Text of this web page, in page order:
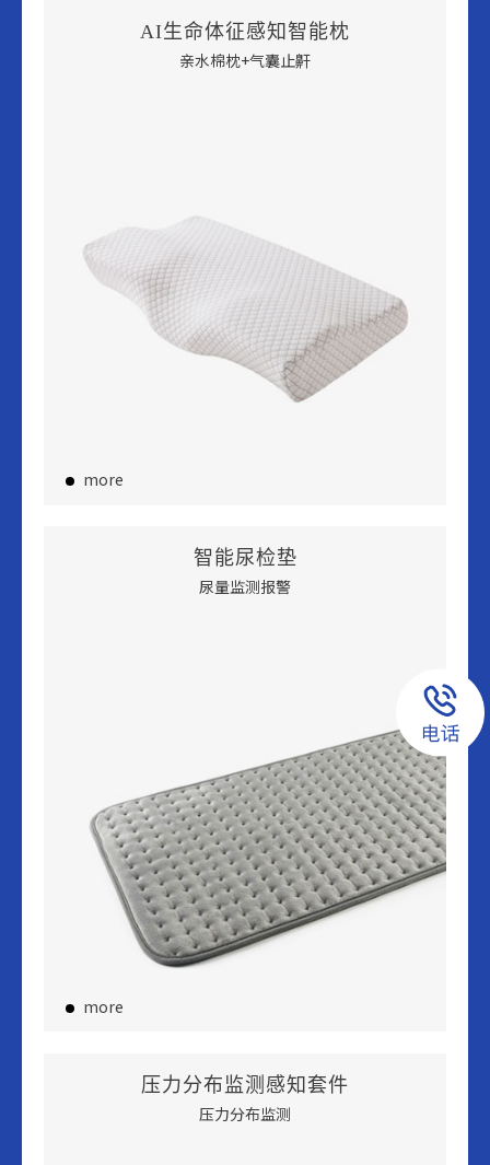
AI生命体征感知智能枕
亲水棉枕+气囊止鼾
more
智能尿检垫
尿量监测报警
more
压力分布监测感知套件
压力分布监测